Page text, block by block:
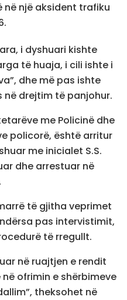
në një aksident trafiku
i dyshuari kishte
të huaja, i cili ishte i
dhe më pas ishte
në drejtim të panjohur.
me Policinë dhe
policorë, është arritur
me inicialet S.S.
dhe arrestuar në
të gjitha veprimet
pas intervistimit,
të rregullt.
në ruajtjen e rendit
ofrimin e shërbimeve
theksohet në